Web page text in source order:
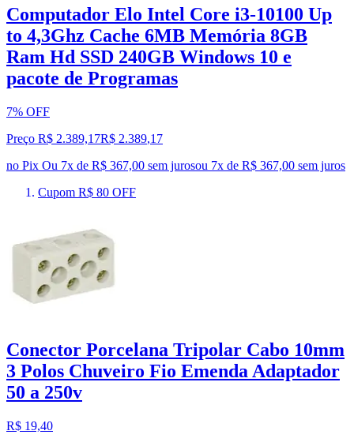
Computador Elo Intel Core i3-10100 Up
to 4,3Ghz Cache 6MB Memória 8GB
Ram Hd SSD 240GB Windows 10 e
pacote de Programas
7% OFF
Preço R$ 2.389,17R$ 2.389,17
no Pix Ou 7x de R$ 367,00 sem jurosou 7x de R$ 367,00 sem juros
Cupom R$ 80 OFF
Conector Porcelana Tripolar Cabo 10mm
3 Polos Chuveiro Fio Emenda Adaptador
50 a 250v
R$ 19,40